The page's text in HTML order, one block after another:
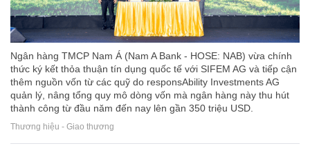
Ngân hàng TMCP Nam Á (Nam A Bank - HOSE: NAB) vừa chính
thức ký kết thỏa thuận tín dụng quốc tế với SIFEM AG và tiếp cận
thêm nguồn vốn từ các quỹ do responsAbility Investments AG
quản lý, nâng tổng quy mô dòng vốn mà ngân hàng này thu hút
thành công từ đầu năm đến nay lên gần 350 triệu USD.
Thương hiệu - Giao thương